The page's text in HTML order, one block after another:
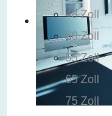
48 Zoll
50 Zoll
55 Zoll
65 Zoll
75 Zoll